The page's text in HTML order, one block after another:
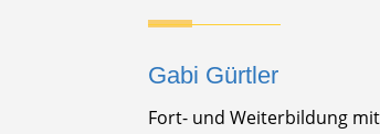
Gabi Gürtler
Fort- und Weiterbildung